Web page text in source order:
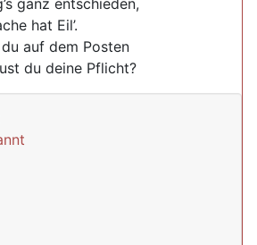
ganz entschieden,
hat Eil’.
auf dem Posten
du deine Pflicht?